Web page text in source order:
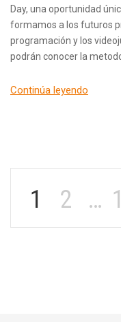
Day, una oportunidad
formamos a los futuros
programación y los
podrán conocer la
Continúa leyendo
1 2 …